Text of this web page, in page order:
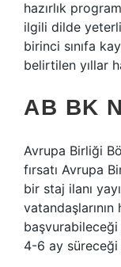
hazırlık
ilgili dilde
birinci sınıfa
belirtilen yıllar
AB BK
Avrupa Birliği
fırsatı Avrupa
bir staj ilanı
başvurabileceği
4-6 ay